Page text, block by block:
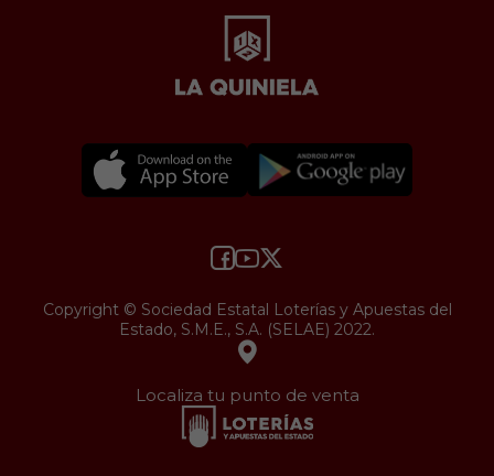
Copyright © Sociedad Estatal Loterías y Apuestas del
Estado, S.M.E., S.A. (SELAE) 2022.
Localiza tu punto de venta